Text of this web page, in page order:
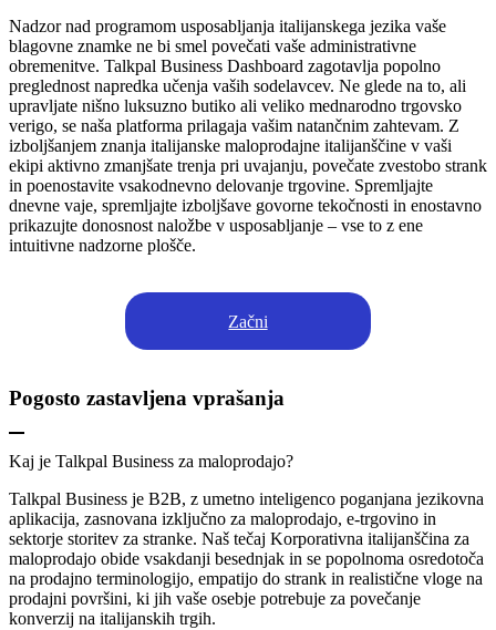
Nadzor nad programom usposabljanja italijanskega jezika vaše
blagovne znamke ne bi smel povečati vaše administrativne
obremenitve. Talkpal Business Dashboard zagotavlja popolno
preglednost napredka učenja vaših sodelavcev. Ne glede na to, ali
upravljate nišno luksuzno butiko ali veliko mednarodno trgovsko
verigo, se naša platforma prilagaja vašim natančnim zahtevam. Z
izboljšanjem znanja italijanske maloprodajne italijanščine v vaši
ekipi aktivno zmanjšate trenja pri uvajanju, povečate zvestobo strank
in poenostavite vsakodnevno delovanje trgovine. Spremljajte
dnevne vaje, spremljajte izboljšave govorne tekočnosti in enostavno
prikazujte donosnost naložbe v usposabljanje – vse to z ene
intuitivne nadzorne plošče.
Začni
Pogosto zastavljena vprašanja
Kaj je Talkpal Business za maloprodajo?
Talkpal Business je B2B, z umetno inteligenco poganjana jezikovna
aplikacija, zasnovana izključno za maloprodajo, e-trgovino in
sektorje storitev za stranke. Naš tečaj Korporativna italijanščina za
maloprodajo obide vsakdanji besednjak in se popolnoma osredotoča
na prodajno terminologijo, empatijo do strank in realistične vloge na
prodajni površini, ki jih vaše osebje potrebuje za povečanje
konverzij na italijanskih trgih.